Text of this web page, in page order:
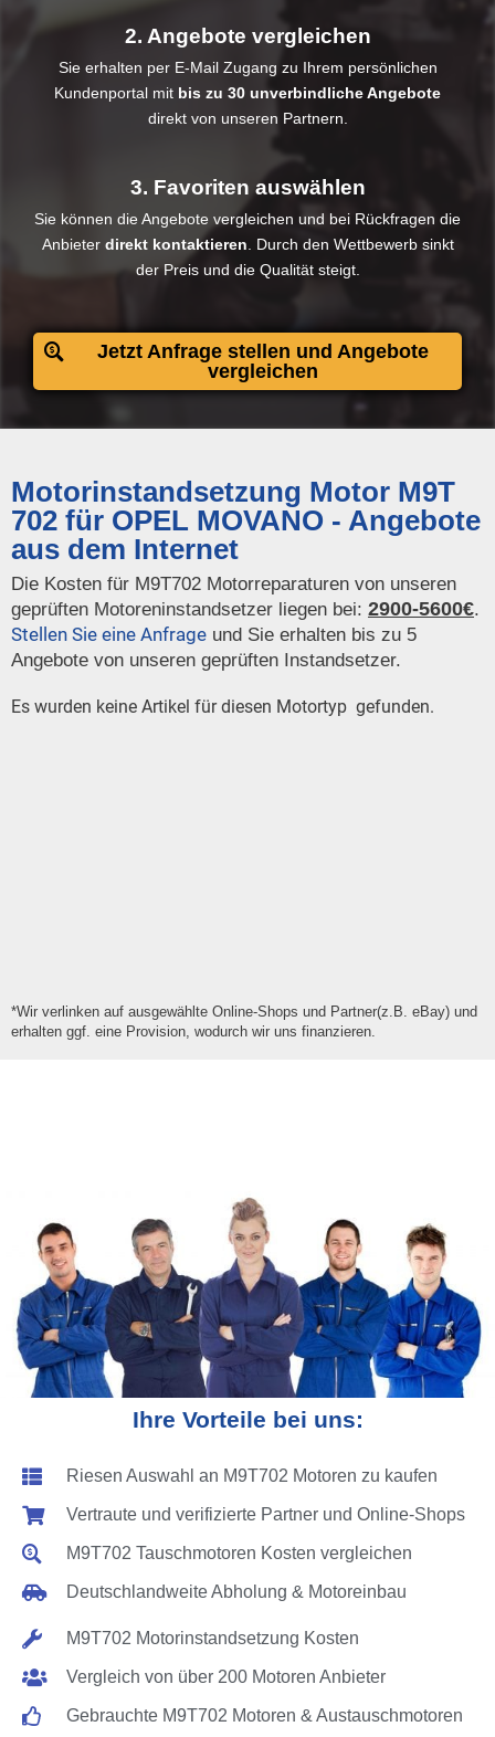
2. Angebote vergleichen
Sie erhalten per E-Mail Zugang zu Ihrem persönlichen
Kundenportal mit bis zu 30 unverbindliche Angebote
direkt von unseren Partnern.
3. Favoriten auswählen
Sie können die Angebote vergleichen und bei Rückfragen die
Anbieter direkt kontaktieren . Durch den Wettbewerb sinkt
der Preis und die Qualität steigt.​
Jetzt Anfrage stellen und Angebote
vergleichen
Motorinstandsetzung Motor M9T
702 für OPEL MOVANO - Angebote
aus dem Internet
Die Kosten für M9T702 Motorreparaturen von unseren
geprüften Motoreninstandsetzer liegen bei: 2900-5600€.
Stellen Sie eine Anfrage und Sie erhalten bis zu 5
Angebote von unseren geprüften Instandsetzer.
Es wurden keine Artikel für diesen Motortyp gefunden.
*Wir verlinken auf ausgewählte Online-Shops und Partner(z.B. eBay) und
erhalten ggf. eine Provision, wodurch wir uns finanzieren.
Ihre Vorteile bei uns:
Riesen Auswahl an M9T702 Motoren zu kaufen
Vertraute und verifizierte Partner und Online-Shops
M9T702 Tauschmotoren Kosten vergleichen
Deutschlandweite Abholung & Motoreinbau
M9T702 Motorinstandsetzung Kosten
Vergleich von über 200 Motoren Anbieter
Gebrauchte M9T702 Motoren & Austauschmotoren